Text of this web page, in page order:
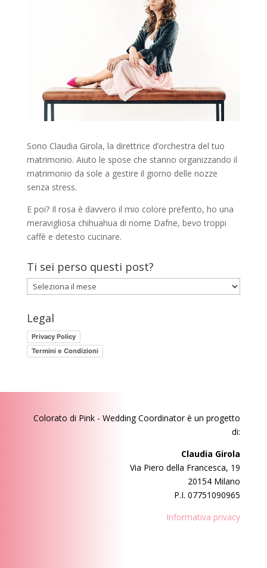
Sono Claudia Girola, la direttrice d’orchestra del tuo
matrimonio. Aiuto le spose che stanno organizzando il
matrimonio da sole a gestire il giorno delle nozze
senza stress.
E poi? Il rosa è davvero il mio colore preferito, ho una
meravigliosa chihuahua di nome Dafne, bevo troppi
caffè e detesto cucinare.
Ti sei perso questi post?
sei
questi
post?
Legal
Privacy Policy
Termini e Condizioni
Colorato di Pink - Wedding Coordinatorè un progetto
di:
Claudia Girola
Via Piero della Francesca, 19
20154 Milano
P.I. 07751090965
Informativa privacy